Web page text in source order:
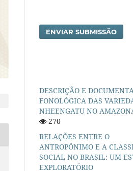
ENVIAR SUBMISSÃO
DESCRIÇÃO E
FONOLÓGICA DAS
NHEENGATU NO
270
RELAÇÕES ENTRE O
ANTROPÔNIMO E A
SOCIAL NO BRASIL: UM
EXPLORATÓRIO